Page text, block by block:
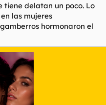
tiene delatan un poco. Lo
las mujeres
hormonaron el